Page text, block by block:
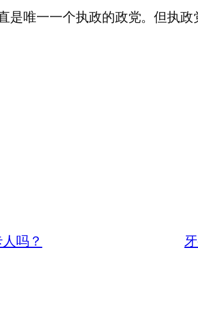
是唯一一个执政的政党。但执
吗？